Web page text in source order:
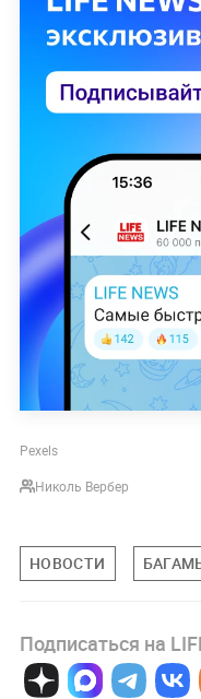
Pexels
Николь Вербер
НОВОСТИ
Подписаться на